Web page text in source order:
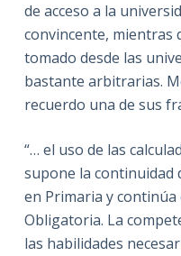
de acceso a la
convincente, mientras
tomado desde las
bastante arbitrarias.
recuerdo una de sus
“… el uso de las
supone la continuidad
en Primaria y continúa
Obligatoria. La
las habilidades